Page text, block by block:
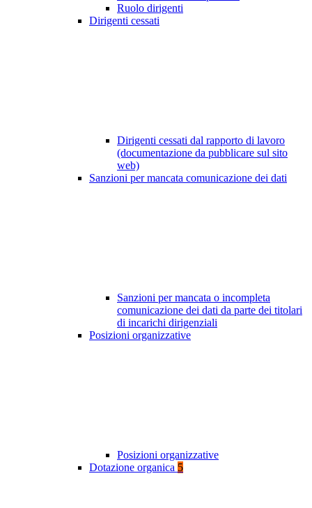
Ruolo dirigenti
Dirigenti cessati
Dirigenti cessati dal rapporto di lavoro
(documentazione da pubblicare sul sito
web)
Sanzioni per mancata comunicazione dei dati
Sanzioni per mancata o incompleta
comunicazione dei dati da parte dei titolari
di incarichi dirigenziali
Posizioni organizzative
Posizioni organizzative
Dotazione organica 5